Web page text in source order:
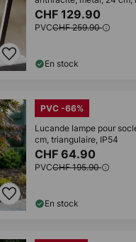
CHF 129.90
PVCCHF 259.90
En stock
PVC -66%
Lucande lampe pour socle
cm, triangulaire, IP54
CHF 64.90
PVCCHF 195.90
En stock